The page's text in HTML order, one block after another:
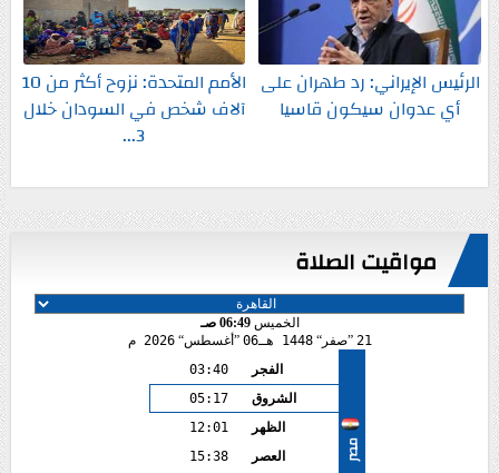
الرئيس الإيراني: رد طهران على
أي عدوان سيكون قاسيا
الأمم المتحدة: نزوح أكثر من 10
آلاف شخص في السودان خلال
3...
مواقيت الصلاة
الخميس06:49 صـ
21
صفر 1448 هـ 06 أغسطس 2026 م
مصر
الفجر
03:40
الشروق
05:17
الظهر
12:01
العصر
15:38